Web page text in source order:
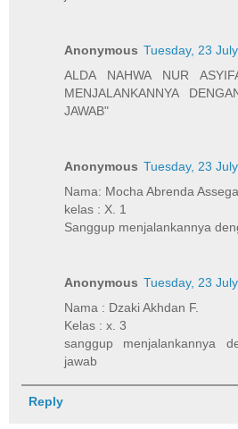
Anonymous Tuesday, 23
ALDA NAHWA NUR
MENJALANKANNYA
JAWAB"
Anonymous Tuesday, 23
Nama: Mocha Abrenda
kelas : X. 1
Sanggup menjalankannya
Anonymous Tuesday, 23
Nama : Dzaki Akhdan F.
Kelas : x. 3
sanggup menjalankannya
jawab
Reply